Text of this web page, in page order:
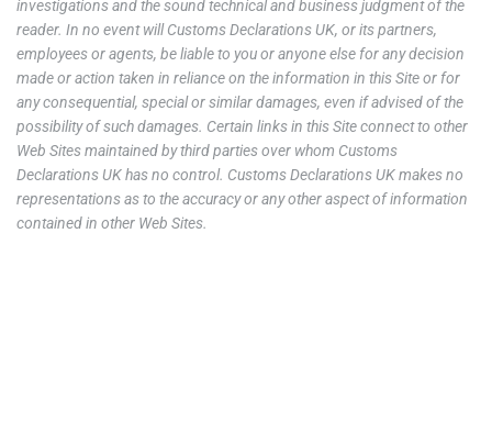
investigations and the sound technical and business judgment of the
reader. In no event will Customs Declarations UK, or its partners,
employees or agents, be liable to you or anyone else for any decision
made or action taken in reliance on the information in this Site or for
any consequential, special or similar damages, even if advised of the
possibility of such damages. Certain links in this Site connect to other
Web Sites maintained by third parties over whom Customs
Declarations UK has no control. Customs Declarations UK makes no
representations as to the accuracy or any other aspect of information
contained in other Web Sites.